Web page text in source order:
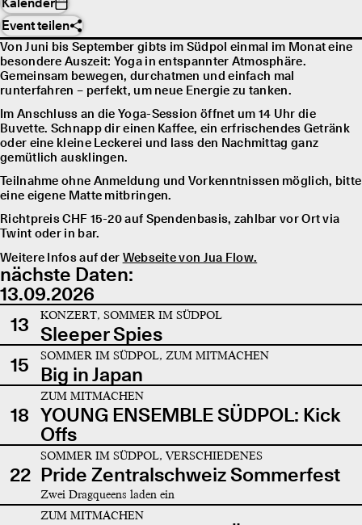
Event teilen
Von Juni bis September gibts im Südpol einmal im Monat eine
besondere Auszeit: Yoga in entspannter Atmosphäre.
Gemeinsam bewegen, durchatmen und einfach mal
runterfahren – perfekt, um neue Energie zu tanken.
Im Anschluss an die Yoga-Session öffnet um 14 Uhr die
Buvette. Schnapp dir einen Kaffee, ein erfrischendes Getränk
oder eine kleine Leckerei und lass den Nachmittag ganz
gemütlich ausklingen.
Teilnahme ohne Anmeldung und Vorkenntnissen möglich, bitte
eine eigene Matte mitbringen.
Richtpreis CHF 15-20 auf Spendenbasis, zahlbar vor Ort via
Twint oder in bar.
Weitere Infos auf der Webseite von Jua Flow.
nächste Daten:
13.09.2026
13
KONZERT, SOMMER IM SÜDPOL
Sleeper Spies
15
SOMMER IM SÜDPOL, ZUM MITMACHEN
Big in Japan
18
ZUM MITMACHEN
YOUNG ENSEMBLE SÜDPOL: Kick
Offs
22
SOMMER IM SÜDPOL, VERSCHIEDENES
Pride Zentralschweiz Sommerfest
Zwei Dragqueens laden ein
ZUM MITMACHEN